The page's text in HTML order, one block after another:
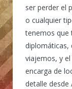
ser perder el
o cualquier
tenemos que
diplomáticas,
viajemos, y
encarga de
detalle desde